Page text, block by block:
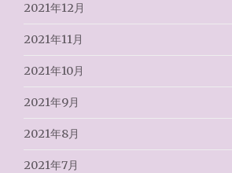
2021年12月
2021年11月
2021年10月
2021年9月
2021年8月
2021年7月